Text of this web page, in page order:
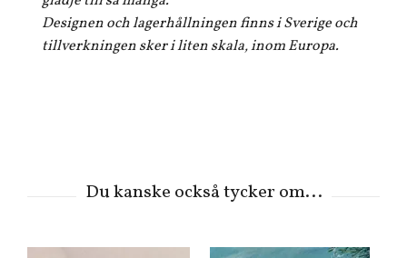
Designen och lagerhållningen finns i Sverige och
tillverkningen sker i liten skala, inom Europa.